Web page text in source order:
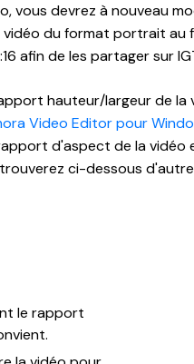
vous devrez à nouveau
du format portrait
afin de les partager sur
hauteur/largeur de la
Video Editor pour
d'aspect de la
ci-dessous
le rapport